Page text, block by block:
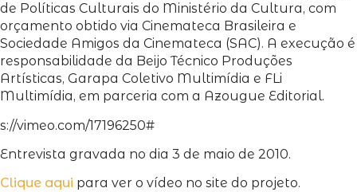
de Políticas Culturais do Ministério da Cultura, com
orçamento obtido via Cinemateca Brasileira e
Sociedade Amigos da Cinemateca (SAC). A execução é
responsabilidade da Beijo Técnico Produções
Artísticas, Garapa Coletivo Multimídia e FLi
Multimídia, em parceria com a Azougue Editorial.
s://vimeo.com/17196250#
Entrevista gravada no dia 3 de maio de 2010.
Clique aqui para ver o vídeo no site do projeto.